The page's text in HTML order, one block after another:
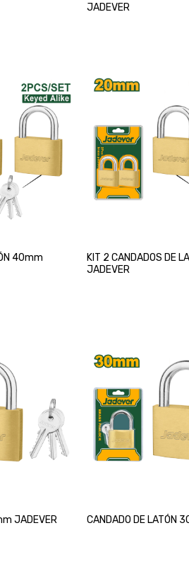
JADEVER
40mm
KIT 2 CANDADOS DE
JADEVER
JADEVER CANDADO DE LATÓN